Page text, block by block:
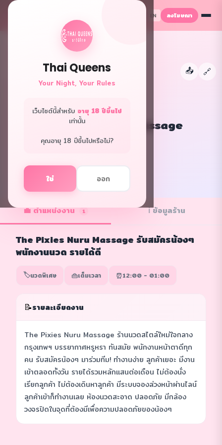
Thai Queens
Your Night, Your Rules
เว็บไซต์นี้สำหรับ อายุ 18 ปีขึ้นไป
เท่านั้น
คุณอายุ 18 ปีขึ้นไปหรือไม่?
ใช่ ออก
EN ลงโฆษณา
📤 🔗
The pixies nuru massage
กรุงเทพ · นวดพิเศษ
✓ ร้านยืนยัน
💼 ตำแหน่งงาน 1 ℹ️ ข้อมูลร้าน
The Pixies Nuru Massage รับสมัครน้องๆ
พนักงานนวด รายได้ดี
🏷️นวดพิเศษ 👜เต็มเวลา ⏰12:00 - 01:00
📝รายละเอียดงาน
The Pixies Nuru Massage ร้านนวดสไตล์ใหม่ใจกลาง
กรุงเทพฯ บรรยากาศหรูหรา ทันสมัย พนักงานหน้าตาดีทุก
คน รับสมัครน้องๆ มาร่วมทีม! ทำงานง่าย ลูกค้าเยอะ มีงาน
เข้าตลอดทั้งวัน รายได้รวมหลักแสนต่อเดือน ไม่ต้องนั่ง
เรียกลูกค้า ไม่ต้องเดินหาลูกค้า มีระบบจองล่วงหน้าผ่านไลน์
ลูกค้าเข้าก็ทำงานเลย ห้องนวดสะอาด ปลอดภัย มีกล้อง
วงจรปิดในจุดที่ต้องมีเพื่อความปลอดภัยของน้องๆ